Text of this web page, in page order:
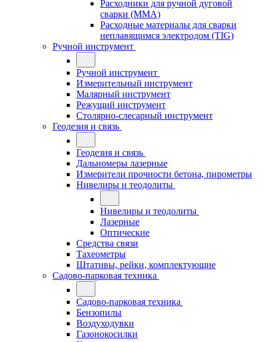
Расходники для ручной дуговой
сварки (MMA)
Расходные материалы для сварки
неплавящимся электродом (TIG)
Ручной инструмент
Ручной инструмент
Измерительный инструмент
Малярный инструмент
Режущий инструмент
Столярно-слесарный инструмент
Геодезия и связь
Геодезия и связь
Дальномеры лазерные
Измерители прочности бетона, пирометры
Нивелиры и теодолиты
Нивелиры и теодолиты
Лазерные
Оптические
Средства связи
Тахеометры
Штативы, рейки, комплектующие
Садово-парковая техника
Садово-парковая техника
Бензопилы
Воздуходувки
Газонокосилки